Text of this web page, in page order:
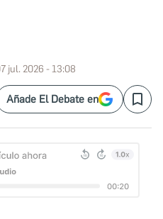
jul. 2026 - 13:08
Añade El Debate en Save